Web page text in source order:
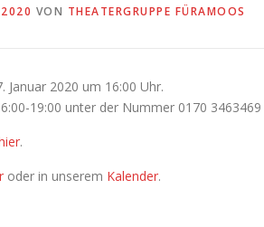
VON THEATERGRUPPE FÜRAMOOS
2020 um 16:00 Uhr.
19:00 unter der Nummer 0170
.
oder in unserem Kalender.